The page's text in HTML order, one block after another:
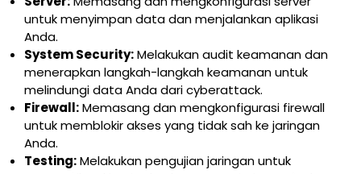
untuk menyimpan data dan menjalankan aplikasi
Anda.
System Security:Melakukan audit keamanan dan
menerapkan langkah-langkah keamanan untuk
melindungi data Anda dari cyberattack.
Firewall:Memasang dan mengkonfigurasi firewall
untuk memblokir akses yang tidak sah ke jaringan
Anda.
Testing:Melakukan pengujian jaringan untuk